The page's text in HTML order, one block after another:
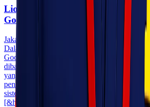
Lionel Express Melayani
Goods
Jakarta Solusi Pengiriman Aman untuk
Dalam industri logistik, pengiriman barang
Goods) memerlukan standar penanganan yang
dibandingkan pengiriman cargo biasa.
yang tinggi, barang-barang ini juga memiliki
pencurian, atau kerusakan yang lebih besar
sistem pengamanan dan pengawasan khusus
[&hellip;]